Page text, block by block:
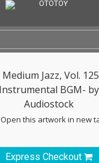
Open this artwork in new
Express Checkout